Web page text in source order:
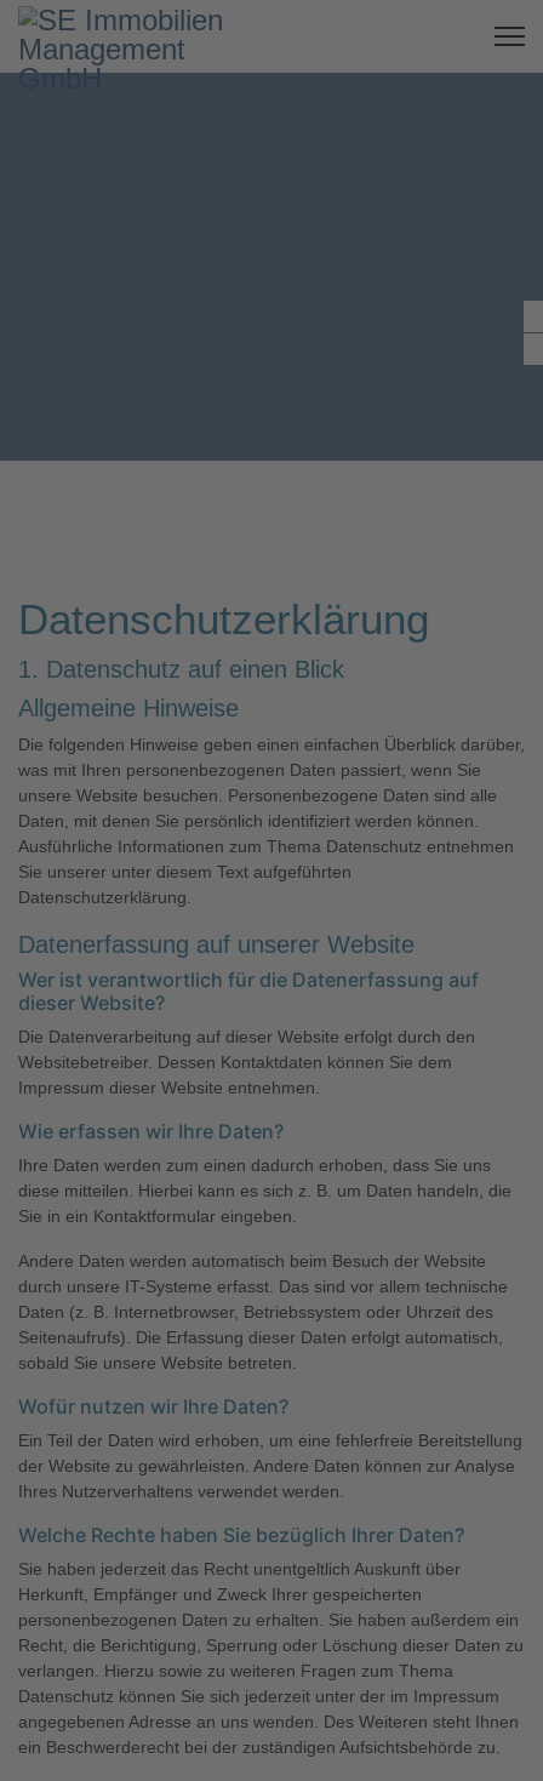
Datenschutzerklärung
1. Datenschutz auf einen Blick
Allgemeine Hinweise
Die folgenden Hinweise geben einen einfachen Überblick darüber,
was mit Ihren personenbezogenen Daten passiert, wenn Sie
unsere Website besuchen. Personenbezogene Daten sind alle
Daten, mit denen Sie persönlich identifiziert werden können.
Ausführliche Informationen zum Thema Datenschutz entnehmen
Sie unserer unter diesem Text aufgeführten
Datenschutzerklärung.
Datenerfassung auf unserer Website
Wer ist verantwortlich für die Datenerfassung auf
dieser Website?
Die Datenverarbeitung auf dieser Website erfolgt durch den
Websitebetreiber. Dessen Kontaktdaten können Sie dem
Impressum dieser Website entnehmen.
Wie erfassen wir Ihre Daten?
Ihre Daten werden zum einen dadurch erhoben, dass Sie uns
diese mitteilen. Hierbei kann es sich z. B. um Daten handeln, die
Sie in ein Kontaktformular eingeben.
Andere Daten werden automatisch beim Besuch der Website
durch unsere IT-Systeme erfasst. Das sind vor allem technische
Daten (z. B. Internetbrowser, Betriebssystem oder Uhrzeit des
Seitenaufrufs). Die Erfassung dieser Daten erfolgt automatisch,
sobald Sie unsere Website betreten.
Wofür nutzen wir Ihre Daten?
Ein Teil der Daten wird erhoben, um eine fehlerfreie Bereitstellung
der Website zu gewährleisten. Andere Daten können zur Analyse
Ihres Nutzerverhaltens verwendet werden.
Welche Rechte haben Sie bezüglich Ihrer Daten?
Sie haben jederzeit das Recht unentgeltlich Auskunft über
Herkunft, Empfänger und Zweck Ihrer gespeicherten
personenbezogenen Daten zu erhalten. Sie haben außerdem ein
Recht, die Berichtigung, Sperrung oder Löschung dieser Daten zu
verlangen. Hierzu sowie zu weiteren Fragen zum Thema
Datenschutz können Sie sich jederzeit unter der im Impressum
angegebenen Adresse an uns wenden. Des Weiteren steht Ihnen
ein Beschwerderecht bei der zuständigen Aufsichtsbehörde zu.